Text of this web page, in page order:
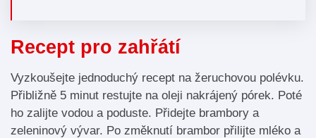
Recept pro zahřátí
Vyzkoušejte jednoduchý recept na žeruchovou polévku.
Přibližně 5 minut restujte na oleji nakrájený pórek. Poté
ho zalijte vodou a poduste. Přidejte brambory a
zeleninový vývar. Po změknutí brambor přilijte mléko a